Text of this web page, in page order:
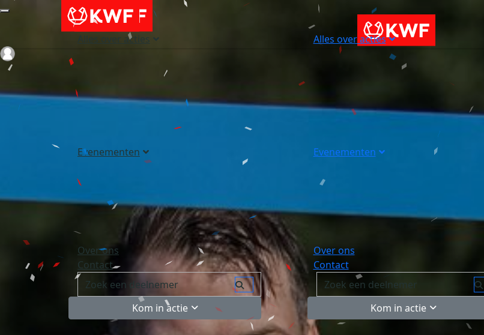
Alles over acties
Evenementen
Over ons
Contact
Kom in actie
Alles over acties
Evenementen
Over ons
Contact
Kom in actie
Login